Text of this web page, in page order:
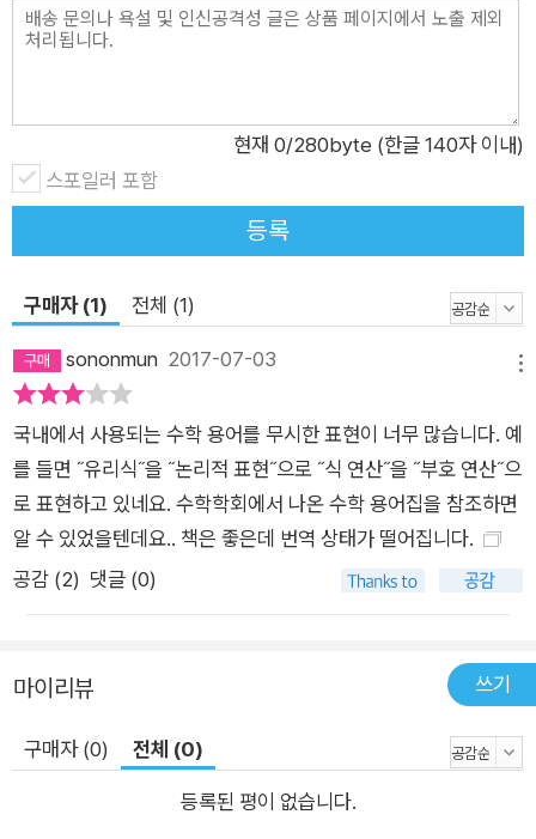
실제로 해보지 않는다면 이러한 재미를 실감할 수 없을 것이라 생각
한다. 이와 같은 재미를 느끼는 데 이 책이 어느 정도 기여를 했으면
썬 주제의 일부를 다룬다. 하지만 이 책은 추가 주제에 대한 지식
까지 바라지는 않는다. 만약 파이썬에 대한 많은 내용을 알고 싶
2013)를 읽어볼 것을 추천한다. ★ 이 책의 구성 ★ 1장, '숫자 연
산'에서는 기초 수학 연산으로 시작해 점차 높은 수학 노하우가
필요한 주제를 설명한다. 2장, '그래프로 데이터 가시화'에서는
맷플롯립(matplotlib) 라이브러리를 이용해 데이터 셋에서 그래
프를 만드는 방법을 설명한다. 3장, '통계값을 이용한 데이터 설
명'에서는 데이터 셋을 처리하는 방법을 계속 설명하는데, 기초
통계 개념인 평균, 중위수, 최빈수, 데이터셋의 변수들을 대상으
로 상관관계를 알아본다. 여러분은 데이터 셋을 배포하기 위해 잘
알려진 파일 포맷인 csv 파일에서 데이터를 불러와 처리하는 방
법을 설명한다. 4장, 'SYMPY를 이용한 대수와 부호 수학'에서
는 SymPy 라이브러리를 이용해 부호 수학 (Symbolic Math)을
살펴본다. 방정식 해결과 같은 좀 더 복잡한 문제를 소개하기 전
에 대수(Algebra) 표현식을 표현하고 이를 다루는 기초를 알아
본다. 5장, '집합과 확률 다루기'에서는 수학 집합을 표현하는 방
탈 그리기'에서는 맷플롯립을 이용해 기하학적 형상과 프렉탈을
그리고 동영상 그림을 만드는 방법을 알아본다. 7장, '미적분 문
제 풀기'에서는 파이썬 표준 라이브러리와 SymPy에서 사용 가
능한 수학 함수를 설명하고 미분 문제를 해결하는 방법을 알아본
다. 부록A, '소프트웨어 설치'에서는 마이크로소프트 윈도우, 리
현재 0/280byte (한글 140자 이내)
스포일러 포함
등록
구매자 (1) 전체 (1)
sononmun 2017-07-03
국내에서 사용되는 수학 용어를 무시한 표현이 너무 많습니다. 예
를 들면 ˝유리식˝을 ˝논리적 표현˝으로 ˝식 연산˝을 ˝부호 연산˝으
로 표현하고 있네요. 수학학회에서 나온 수학 용어집을 참조하면
알 수 있었을텐데요.. 책은 좋은데 번역 상태가 떨어집니다.
공감 (2) 댓글 (0)
마이리뷰 쓰기
구매자 (0) 전체 (0)
등록된 평이 없습니다.